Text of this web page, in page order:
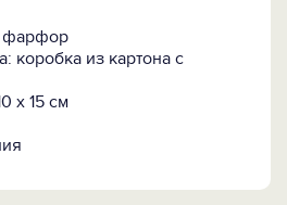
и обработки уже
голубую колясочку >>
фарфор
коробка из картона с
x 15 см